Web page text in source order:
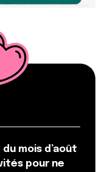
mois d’août
pour ne